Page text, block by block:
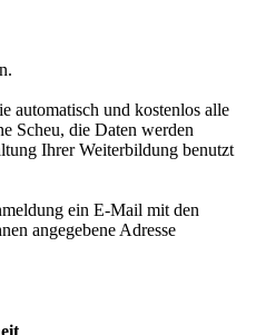
automatisch und kostenlos alle
Scheu, die Daten werden
Ihrer Weiterbildung benutzt
ein E-Mail mit den
angegebene Adresse